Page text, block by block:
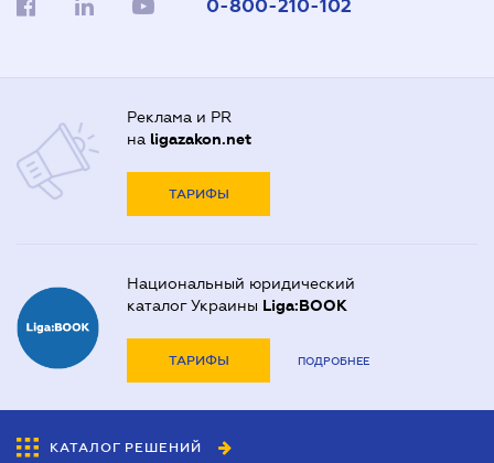
0-800-210-102
Реклама и PR
на ligazakon.net
ТАРИФЫ
Национальный юридический
каталог Украины Liga:BOOK
ТАРИФЫ ПОДРОБНЕЕ
КАТАЛОГ РЕШЕНИЙ